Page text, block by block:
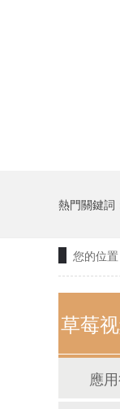
熱門關鍵詞
您的位置
草莓
應